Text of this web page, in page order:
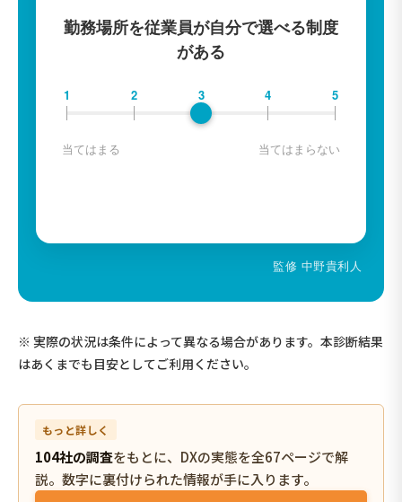
勤務場所を従業員が自分で選べる制度
がある
1 2 3 4 5
当てはまる 当てはまらない
監修 中野貴利人
※ 実際の状況は条件によって異なる場合があります。本診断結果
はあくまでも目安としてご利用ください。
もっと詳しく
104社の調査をもとに、DXの実態を全67ページで解
説。数字に裏付けられた情報が手に入ります。